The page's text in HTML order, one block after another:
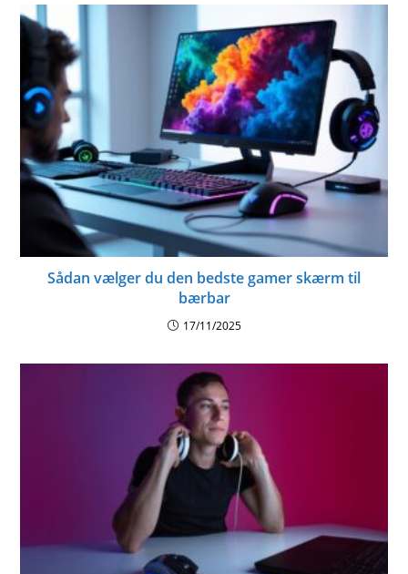
Sådan vælger du den bedste gamer skærm til
bærbar
17/11/2025